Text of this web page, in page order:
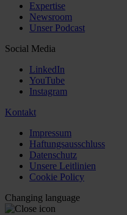
Expertise
Newsroom
Unser Podcast
Social Media
LinkedIn
YouTube
Instagram
Kontakt
Impressum
Haftungsausschluss
Datenschutz
Unsere Leitlinien
Cookie Policy
Changing language